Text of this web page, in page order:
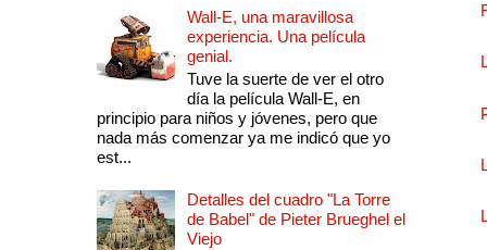
Wall-E, una maravillosa
experiencia. Una película
genial.
Tuve la suerte de ver el otro
día la película Wall-E, en
principio para niños y jóvenes, pero que
nada más comenzar ya me indicó que yo
est...
Detalles del cuadro "La Torre
de Babel" de Pieter Brueghel el
Viejo